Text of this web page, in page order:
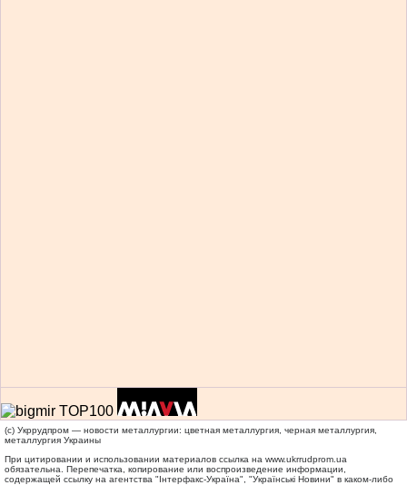
(c) Укррудпром — новости металлургии: цветная металлургия, черная металлургия,
металлургия Украины
При цитировании и использовании материалов ссылка на www.ukrrudprom.ua
обязательна. Перепечатка, копирование или воспроизведение информации,
содержащей ссылку на агентства "Iнтерфакс-Україна", "Українськi Новини" в каком-либо